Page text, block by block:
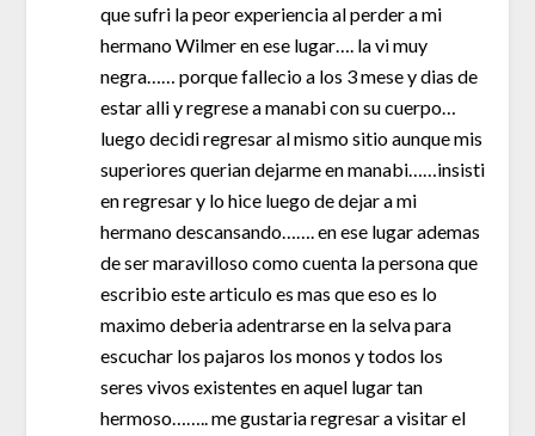
que sufri la peor experiencia al perder a mi
hermano Wilmer en ese lugar…. la vi muy
negra…… porque fallecio a los 3 mese y dias de
estar alli y regrese a manabi con su cuerpo…
luego decidi regresar al mismo sitio aunque mis
superiores querian dejarme en manabi……insisti
en regresar y lo hice luego de dejar a mi
hermano descansando……. en ese lugar ademas
de ser maravilloso como cuenta la persona que
escribio este articulo es mas que eso es lo
maximo deberia adentrarse en la selva para
escuchar los pajaros los monos y todos los
seres vivos existentes en aquel lugar tan
hermoso…….. me gustaria regresar a visitar el